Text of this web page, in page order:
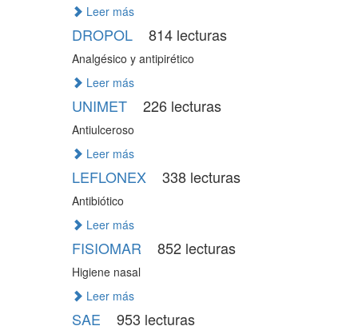
Leer más
DROPOL 814 lecturas
Analgésico y antipirético
Leer más
UNIMET 226 lecturas
Antiulceroso
Leer más
LEFLONEX 338 lecturas
Antibiótico
Leer más
FISIOMAR 852 lecturas
Higiene nasal
Leer más
SAE 953 lecturas